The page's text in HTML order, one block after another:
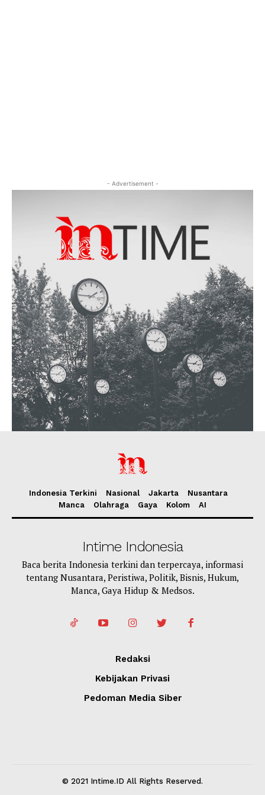
- Advertisement -
Indonesia Terkini Nasional Jakarta
Nusantara
Manca
Olahraga Gaya Kolom AI
Intime Indonesia
Baca berita Indonesia terkini dan terpercaya, informasi
tentang Nusantara, Peristiwa, Politik, Bisnis, Hukum,
Manca, Gaya Hidup & Medsos.
Redaksi
Kebijakan Privasi
Pedoman Media Siber
© 2021 Intime.ID All Rights Reserved.